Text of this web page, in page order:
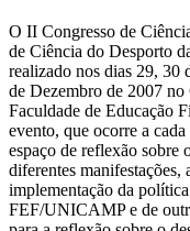
O II Congresso de
de Ciência do Desporto
realizado nos dias 29, 30
de Dezembro de 2007
Faculdade de Educação
evento, que ocorre a
espaço de reflexão sobre
diferentes
implementação da
FEF/UNICAMP e de